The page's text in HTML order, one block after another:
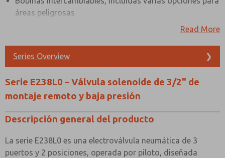
áreas peligrosas
del soporte
Tapas antipolvo del escape piloto instaladas de serie
ESPECIFICACIONES DEL MATERIAL
ESTÁNDAR
Cuerpo y tapas finales
Aluminio anodizado negro
Tapas finales del piloto
Aluminio anodizado natural
Read More
Series Overview ❯
Serie E238L0 – Válvula solenoide de 3/2" de
montaje remoto y baja presión
Descripción general del producto
La serie E238L0 es una electroválvula neumática de 3
puertos y 2 posiciones, operada por piloto, diseñada
¿Método de Contacto Preferido?
Correo Electrónico
Teléfono